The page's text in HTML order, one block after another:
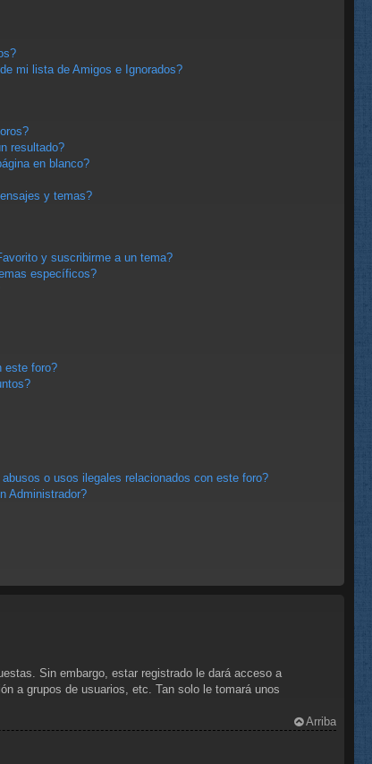
mi lista de Amigos e Ignorados?
resultado?
en blanco?
y temas?
y suscribirme a un tema?
específicos?
este foro?
o usos ilegales relacionados con este foro?
Administrador?
Sin embargo, estar registrado le dará acceso a
a grupos de usuarios, etc. Tan solo le tomará unos
Arriba